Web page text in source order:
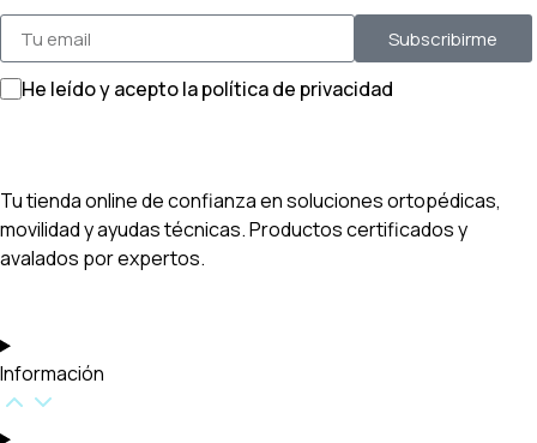
He leído y acepto la política de privacidad
Subscribirme
Tu tienda online de confianza en soluciones ortopédicas,
movilidad y ayudas técnicas. Productos certificados y
avalados por expertos.
Información